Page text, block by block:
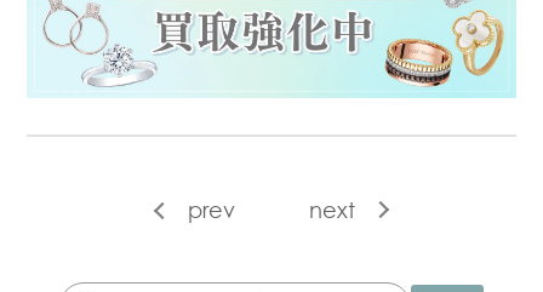
prev next